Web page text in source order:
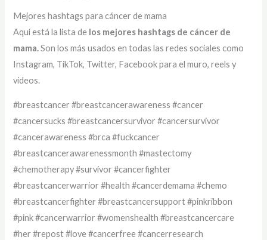
Mejores hashtags para cáncer de mama
Aquí está la lista de los mejores hashtags de cáncer de
mama.Son los más usados en todas las redes sociales como
Instagram, TikTok, Twitter, Facebook para el muro, reels y
videos.
#breastcancer #breastcancerawareness #cancer
#cancersucks #breastcancersurvivor #cancersurvivor
#cancerawareness #brca #fuckcancer
#breastcancerawarenessmonth #mastectomy
#chemotherapy #survivor #cancerfighter
#breastcancerwarrior #health #cancerdemama #chemo
#breastcancerfighter #breastcancersupport #pinkribbon
#pink #cancerwarrior #womenshealth #breastcancercare
#her #repost #love #cancerfree #cancerresearch